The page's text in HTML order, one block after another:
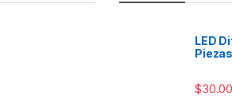
LED
Piezas
$30.00